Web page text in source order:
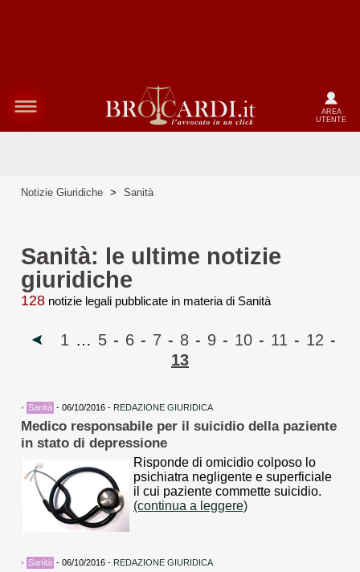
AREA
UTENTE
Notizie Giuridiche > Sanità
Sanità: le ultime notizie
giuridiche
128 notizie legali pubblicate in materia di Sanità
1 … 5 - 6 - 7 - 8 - 9 - 10 - 11 - 12 -
13
• Sanità - 06/10/2016 - REDAZIONE GIURIDICA
Medico responsabile per il suicidio della paziente
in stato di depressione
Risponde di omicidio colposo lo
psichiatra negligente e superficiale
il cui paziente commette suicidio.
(continua a leggere)
• Sanità - 06/10/2016 - REDAZIONE GIURIDICA